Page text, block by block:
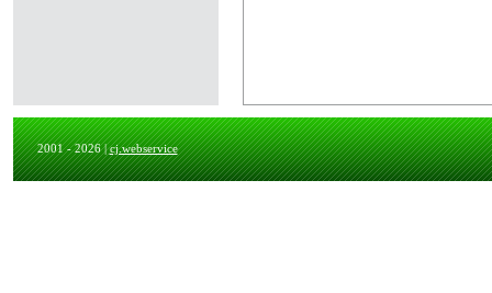
2001 - 2026 |cj.webservice